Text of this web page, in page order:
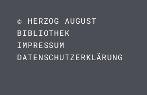
© HERZOG AUGUST
BIBLIOTHEK
IMPRESSUM
DATENSCHUTZERKLÄRUNG